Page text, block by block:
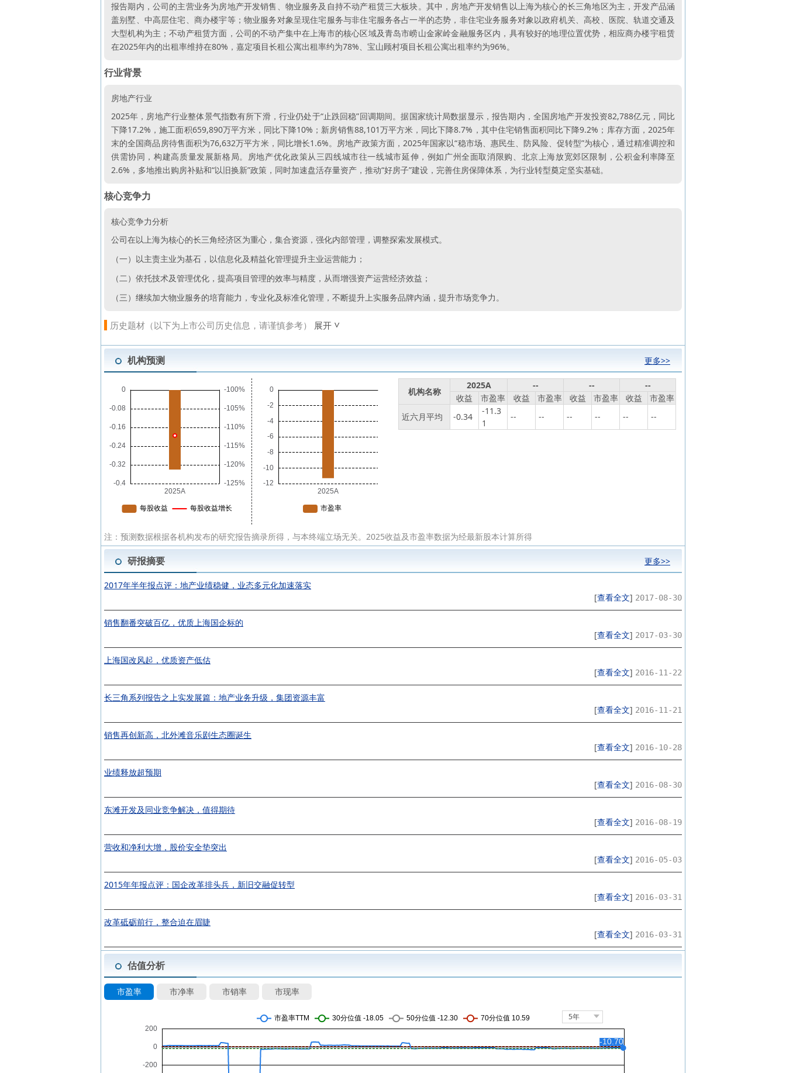
报告期内，公司的主营业务为房地产开发销售、物业服务及自持不动产租赁三大板块。其中，房地产开发销售以上海为核心的长三角地区为主，开发产品涵
盖别墅、中高层住宅、商办楼宇等；物业服务对象呈现住宅服务与非住宅服务各占一半的态势，非住宅业务服务对象以政府机关、高校、医院、轨道交通及
大型机构为主；不动产租赁方面，公司的不动产集中在上海市的核心区域及青岛市崂山金家岭金融服务区内，具有较好的地理位置优势，相应商办楼宇租赁
在2025年内的出租率维持在80%，嘉定项目长租公寓出租率约为78%、宝山顾村项目长租公寓出租率约为96%。
行业背景
房地产行业
2025年，房地产行业整体景气指数有所下滑，行业仍处于“止跌回稳”回调期间。据国家统计局数据显示，报告期内，全国房地产开发投资82,788亿元，同比
下降17.2%，施工面积659,890万平方米，同比下降10%；新房销售88,101万平方米，同比下降8.7%，其中住宅销售面积同比下降9.2%；库存方面，2025年
末的全国商品房待售面积为76,632万平方米，同比增长1.6%。房地产政策方面，2025年国家以“稳市场、惠民生、防风险、促转型”为核心，通过精准调控和
供需协同，构建高质量发展新格局。房地产优化政策从三四线城市往一线城市延伸，例如广州全面取消限购、北京上海放宽郊区限制，公积金利率降至
2.6%，多地推出购房补贴和“以旧换新”政策，同时加速盘活存量资产，推动“好房子”建设，完善住房保障体系，为行业转型奠定坚实基础。
核心竞争力
核心竞争力分析
公司在以上海为核心的长三角经济区为重心，集合资源，强化内部管理，调整探索发展模式。
（一）以主责主业为基石，以信息化及精益化管理提升主业运营能力；
（二）依托技术及管理优化，提高项目管理的效率与精度，从而增强资产运营经济效益；
（三）继续加大物业服务的培育能力，专业化及标准化管理，不断提升上实服务品牌内涵，提升市场竞争力。
历史题材（以下为上市公司历史信息，请谨慎参考） 展开
机构预测 更多>>
机构名称
2025A -- --
--
收益
市盈率 收益 市盈率 收益 市盈率 收益
市盈率
近六月平均
-0.34
-11.3
1
-- -- -- -- -- --
注：预测数据根据各机构发布的研究报告摘录所得，与本终端立场无关。2025收益及市盈率数据为经最新股本计算所得
研报摘要 更多>>
2017年半年报点评：地产业绩稳健，业态多元化加速落实
[查看全文] 2017-08-30
销售翻番突破百亿，优质上海国企标的
[查看全文] 2017-03-30
上海国改风起，优质资产低估
[查看全文] 2016-11-22
长三角系列报告之上实发展篇：地产业务升级，集团资源丰富
[查看全文] 2016-11-21
销售再创新高，北外滩音乐剧生态圈诞生
[查看全文] 2016-10-28
业绩释放超预期
[查看全文] 2016-08-30
东滩开发及同业竞争解决，值得期待
[查看全文] 2016-08-19
营收和净利大增，股价安全垫突出
[查看全文] 2016-05-03
2015年年报点评：国企改革排头兵，新旧交融促转型
[查看全文] 2016-03-31
改革砥砺前行，整合迫在眉睫
[查看全文] 2016-03-31
估值分析
市盈率 市净率 市销率 市现率
5年